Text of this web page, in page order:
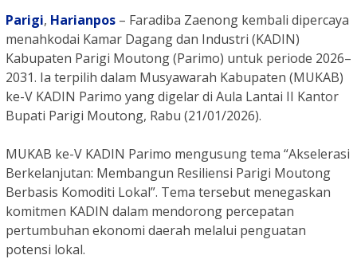
Parigi, Harianpos – Faradiba Zaenong kembali dipercaya
menahkodai Kamar Dagang dan Industri (KADIN)
Kabupaten Parigi Moutong (Parimo) untuk periode 2026–
2031. Ia terpilih dalam Musyawarah Kabupaten (MUKAB)
ke-V KADIN Parimo yang digelar di Aula Lantai II Kantor
Bupati Parigi Moutong, Rabu (21/01/2026).
MUKAB ke-V KADIN Parimo mengusung tema “Akselerasi
Berkelanjutan: Membangun Resiliensi Parigi Moutong
Berbasis Komoditi Lokal”. Tema tersebut menegaskan
komitmen KADIN dalam mendorong percepatan
pertumbuhan ekonomi daerah melalui penguatan
potensi lokal.